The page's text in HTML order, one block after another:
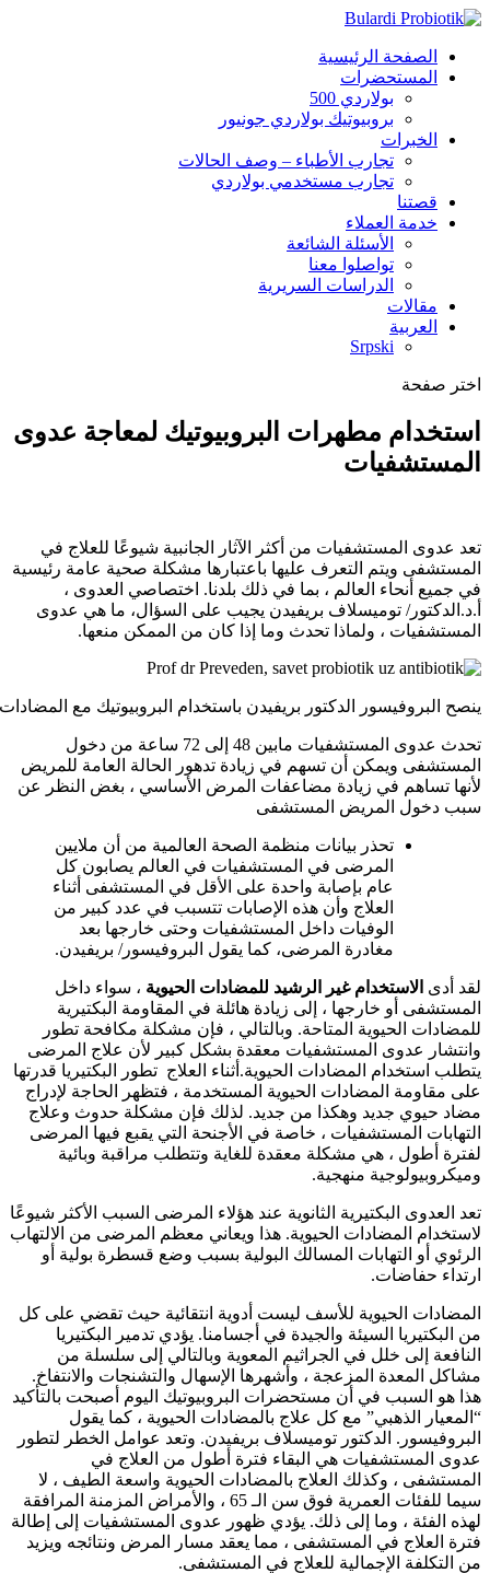
الصفحة الرئيسية
المستحضرات
بولاردي 500
بروبيوتيك بولاردي جونيور
الخبرات
تجارب الأطباء – وصف الحالات
تجارب مستخدمي بولاردي
قصتنا
خدمة العملاء
الأسئلة الشائعة
تواصلوا معنا
الدراسات السريرية
مقالات
العربية
Srpski
اختر صفحة
استخدام مطهرات البروبيوتيك لمعاجة عدوى
المستشفيات
تعد عدوى المستشفيات من أكثر الآثار الجانبية شيوعًا للعلاج في
المستشفى ويتم التعرف عليها باعتبارها مشكلة صحية عامة رئيسية
في جميع أنحاء العالم ، بما في ذلك بلدنا. اختصاصي العدوى ،
أ.د.الدكتور/ توميسلاف بريفيدن يجيب على السؤال، ما هي عدوى
المستشفيات ، ولماذا تحدث وما إذا كان من الممكن منعها.
ينصح البروفيسور الدكتور بريفيدن باستخدام البروبيوتيك مع المضادات
تحدث عدوى المستشفيات مابين 48 إلى 72 ساعة من دخول
المستشفى ويمكن أن تسهم في زيادة تدهور الحالة العامة للمريض
لأنها تساهم في زيادة مضاعفات المرض الأساسي ، بغض النظر عن
سبب دخول المريض المستشفى
تحذر بيانات منظمة الصحة العالمية من أن ملايين
المرضى في المستشفيات في العالم يصابون كل
عام بإصابة واحدة على الأقل في المستشفى أثناء
العلاج وأن هذه الإصابات تتسبب في عدد كبير من
الوفيات داخل المستشفيات وحتى خارجها بعد
مغادرة المرضى، كما يقول البروفيسور/ بريفيدن.
لقد أدى الاستخدام غير الرشيد للمضادات الحيوية ، سواء داخل
المستشفى أو خارجها ، إلى زيادة هائلة في المقاومة البكتيرية
للمضادات الحيوية المتاحة. وبالتالي ، فإن مشكلة مكافحة تطور
وانتشار عدوى المستشفيات معقدة بشكل كبير لأن علاج المرضى
يتطلب استخدام المضادات الحيوية.أثناء العلاج تطور البكتيريا قدرتها
على مقاومة المضادات الحيوية المستخدمة ، فتظهر الحاجة لإدراج
مضاد حيوي جديد وهكذا من جديد. لذلك فإن مشكلة حدوث وعلاج
التهابات المستشفيات ، خاصة في الأجنحة التي يقبع فيها المرضى
لفترة أطول ، هي مشكلة معقدة للغاية وتتطلب مراقبة وبائية
وميكروبيولوجية منهجية.
تعد العدوى البكتيرية الثانوية عند هؤلاء المرضى السبب الأكثر شيوعًا
لاستخدام المضادات الحيوية. هذا ويعاني معظم المرضى من الالتهاب
الرئوي أو التهابات المسالك البولية بسبب وضع قسطرة بولية أو
ارتداء حفاضات.
المضادات الحيوية للأسف ليست أدوية انتقائية حيث تقضي على كل
من البكتيريا السيئة والجيدة في أجسامنا. يؤدي تدمير البكتيريا
النافعة إلى خلل في الجراثيم المعوية وبالتالي إلى سلسلة من
مشاكل المعدة المزعجة ، وأشهرها الإسهال والتشنجات والانتفاخ.
هذا هو السبب في أن مستحضرات البروبيوتيك اليوم أصبحت بالتأكيد
“المعيار الذهبي” مع كل علاج بالمضادات الحيوية ، كما يقول
البروفيسور. الدكتور توميسلاف بريفيدن. وتعد عوامل الخطر لتطور
عدوى المستشفيات هي البقاء فترة أطول من العلاج في
المستشفى ، وكذلك العلاج بالمضادات الحيوية واسعة الطيف ، لا
سيما للفئات العمرية فوق سن الـ 65 ، والأمراض المزمنة المرافقة
لهذه الفئة ، وما إلى ذلك. يؤدي ظهور عدوى المستشفيات إلى إطالة
فترة العلاج في المستشفى ، مما يعقد مسار المرض ونتائجه ويزيد
من التكلفة الإجمالية للعلاج في المستشفى.